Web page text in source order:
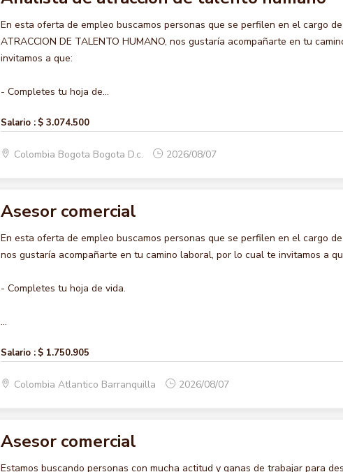
En esta oferta de empleo buscamos personas que se perfilen en el cargo
ATRACCION DE TALENTO HUMANO, nos gustaría acompañarte en tu
invitamos a que:
- Completes tu hoja de...
Salario : $ 3.074.500
Colombia Bogota Bogota D.c. 2026/08/07
Asesor comercial
En esta oferta de empleo buscamos personas que se perfilen en el cargo de
nos gustaría acompañarte en tu camino laboral, por lo cual te invitamos a
- Completes tu hoja de vida.
...
Salario : $ 1.750.905
Colombia Atlantico Barranquilla 2026/08/07
Asesor comercial
Estamos buscando personas con mucha actitud y ganas de trabajar para